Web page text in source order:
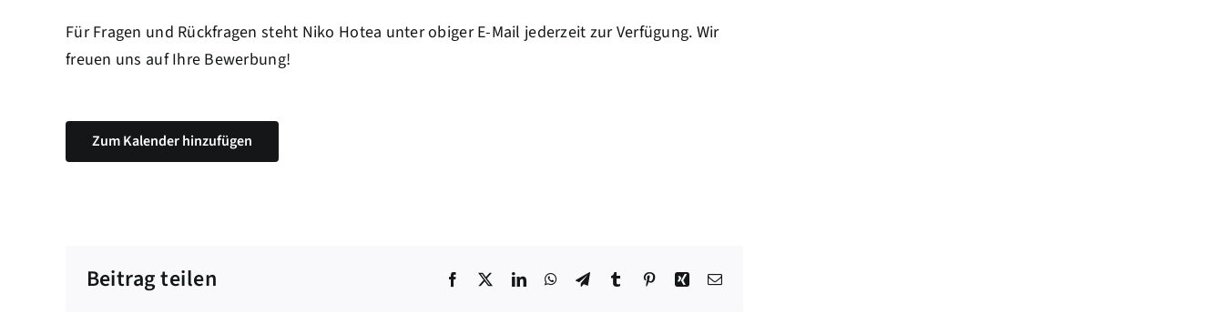
Für Fragen und Rückfragen steht Niko Hotea unter obiger E-Mail jederzeit zur Verfügung. Wir
freuen uns auf Ihre Bewerbung!
Zum Kalender hinzufügen
Beitrag teilen Facebook LinkedInWhatsApp
TelegramTumblrPinterestXingEmail